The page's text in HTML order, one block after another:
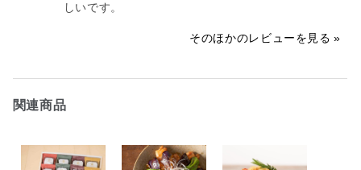
しいです。
そのほかのレビューを見る
関連商品